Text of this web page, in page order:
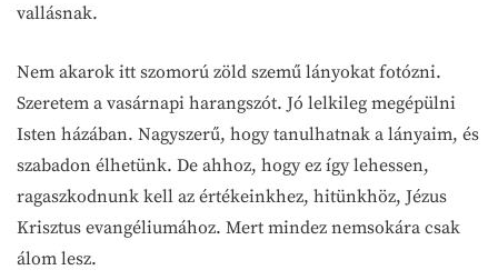
vallásnak.
Nem akarok itt szomorú zöld szemű lányokat fotózni.
Szeretem a vasárnapi harangszót. Jó lelkileg megépülni
Isten házában. Nagyszerű, hogy tanulhatnak a lányaim, és
szabadon élhetünk. De ahhoz, hogy ez így lehessen,
ragaszkodnunk kell az értékeinkhez, hitünkhöz, Jézus
Krisztus evangéliumához. Mert mindez nemsokára csak
álom lesz.